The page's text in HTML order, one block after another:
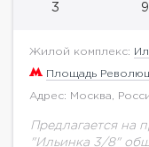
3
Жилой комплекс:
Площадь
Адрес: Москва,
Предлагается на
"Ильинка 3/8"